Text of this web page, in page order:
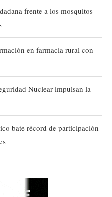
frente a los mosquitos
en farmacia rural con
Nuclear impulsan la
bate récord de participación